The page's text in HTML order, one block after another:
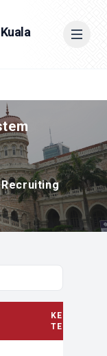
Recruiting
KEMASKINI
TERAKHIR